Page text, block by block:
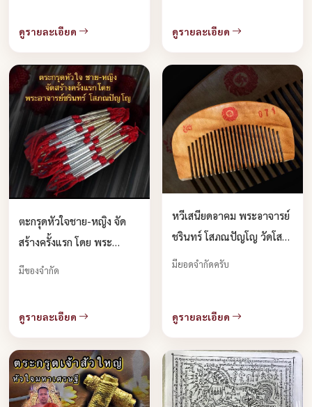
ดูรายละเอียด ดูรายละเอียด
ตะกรุดหัวใจชาย-หญิง จัด
สร้างครั้งแรก โดย พระ
อาจารย์ ชรินทร์ โสภณปัญโญ
มีของจำกัด
ดูรายละเอียด
หวีเสนียดอาคม พระอาจารย์
ชรินทร์ โสภณปัญโญ วัดโสธร
วราราม บูชาได้แล้วครับ
มียอดจำกัดครับ
ดูรายละเอียด